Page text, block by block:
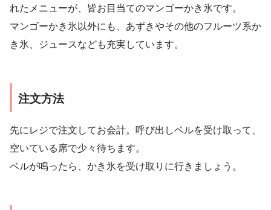
れたメニューが、皆お目当てのマンゴーかき氷です。
マンゴーかき氷以外にも、あずきやその他のフルーツ系か
き氷、ジュースなども充実しています。
注文方法
先にレジで注文してお会計。呼び出しベルを受け取って、
空いている席で少々待ちます。
ベルが鳴ったら、かき氷を受け取りに行きましょう。